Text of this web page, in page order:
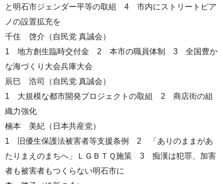
と明石市ジェンダー平等の取組 4 市内にストリートピア
ノの設置拡充を
千住 啓介（自民党 真誠会）
1 地方創生臨時交付金 2 本市の職員体制 3 全国豊か
な海づくり大会兵庫大会
辰巳 浩司（自民党 真誠会）
1 大規模な都市開発プロジェクトの取組 2 商店街の組
織力強化
楠本 美紀（日本共産党）
1 旧優生保護法被害者等支援条例 2 「ありのままがあ
たりまえのまちへ」ＬＧＢＴＱ施策 3 痴漢は犯罪、加害
者も被害者もつくらない明石市に